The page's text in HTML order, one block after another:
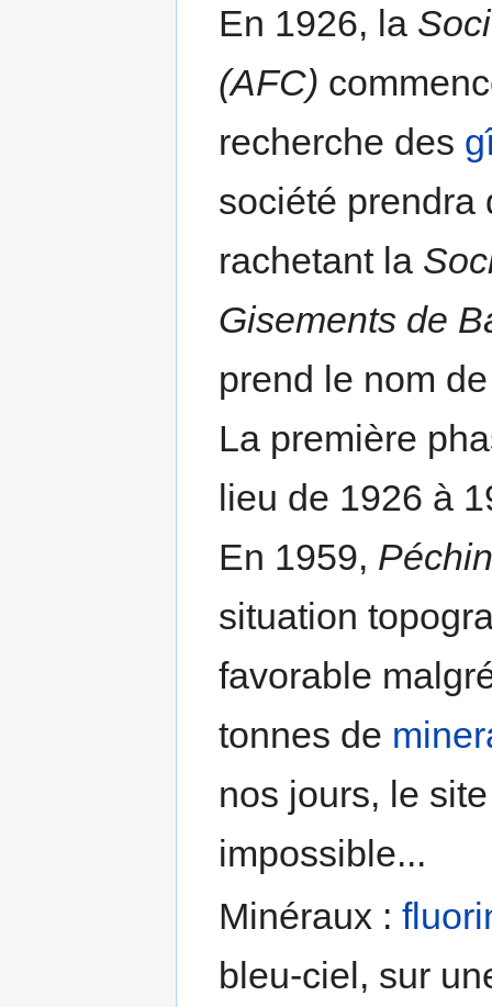
En 1926, la
(AFC)
recherche des
société prendra
rachetant la
Gisements de
prend le nom
La première
lieu de 1926 à
En 1959,
situation
favorable
tonnes de
nos jours, le
impossible...
Minéraux :
bleu-ciel, sur